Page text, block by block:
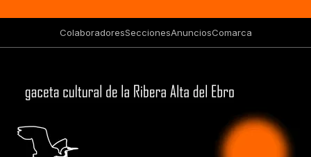
ColaboradoresSeccionesAnunciosComarca